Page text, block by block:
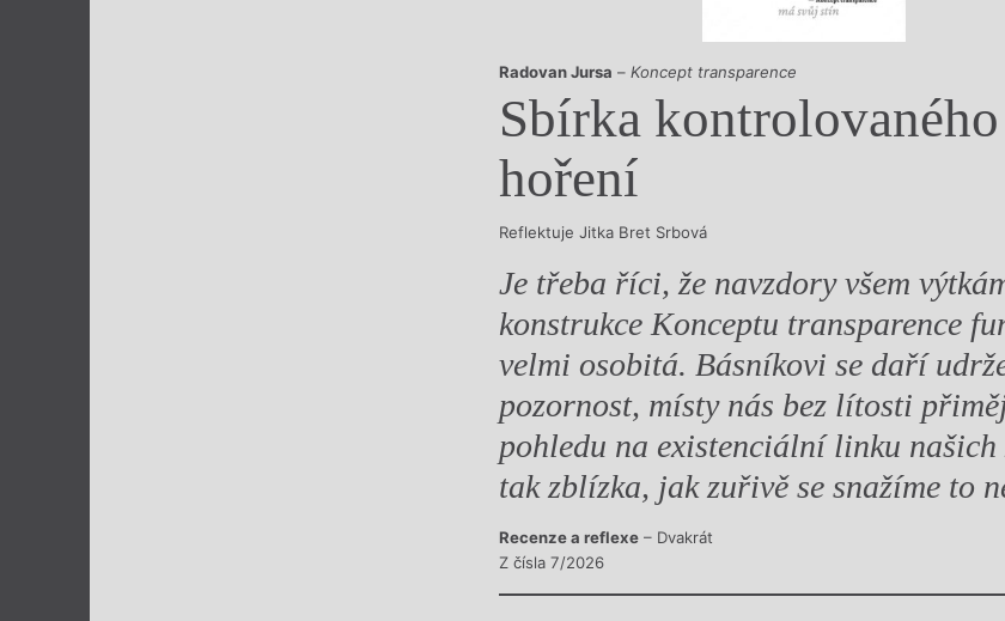
Radovan Jursa – Koncept transparence
Sbírka kontrolovaného
hoření
Reflektuje Jitka Bret Srbová
Je třeba říci, že navzdory všem
konstrukce Konceptu transparence
velmi osobitá. Básníkovi se daří
pozornost, místy nás bez lítosti
pohledu na existenciální linku našich
tak zblízka, jak zuřivě se snažíme to
Recenze a reflexe – Dvakrát
Z čísla 7/2026